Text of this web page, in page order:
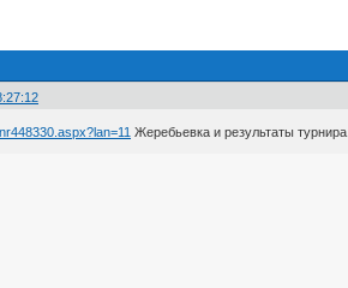
Жеребьевка и результаты турнира.